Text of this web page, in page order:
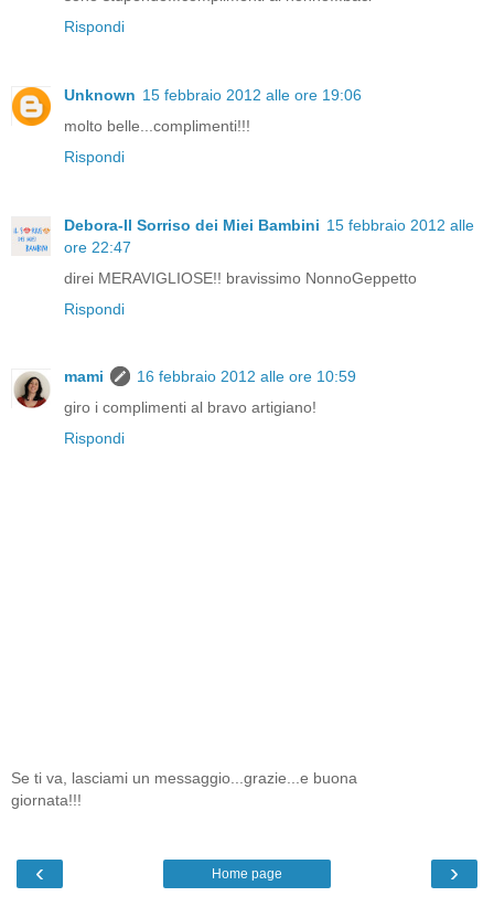
Rispondi
Unknown 15 febbraio 2012 alle ore 19:06
molto belle...complimenti!!!
Rispondi
Debora-Il Sorriso dei Miei Bambini 15 febbraio 2012 alle
ore 22:47
direi MERAVIGLIOSE!! bravissimo NonnoGeppetto
Rispondi
mami
16 febbraio 2012 alle ore 10:59
giro i complimenti al bravo artigiano!
Rispondi
Se ti va, lasciami un messaggio...grazie...e buona
giornata!!!
‹ ›
Home page